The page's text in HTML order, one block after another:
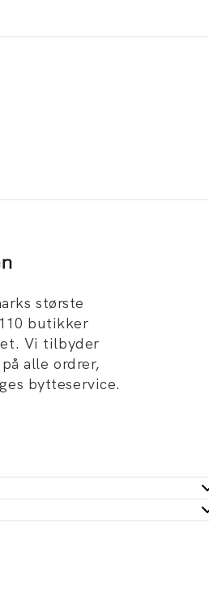
største
butikker
Vi tilbyder
alle ordrer,
bytteservice.